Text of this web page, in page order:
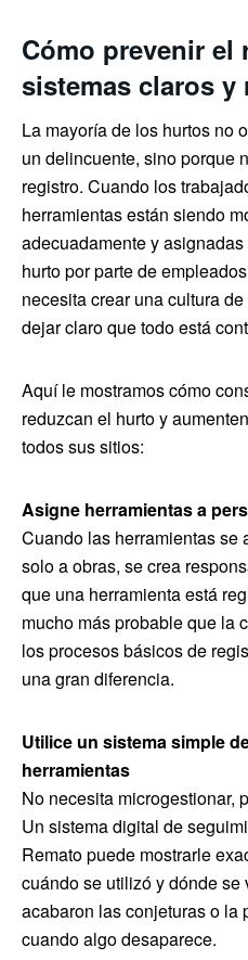
Cómo prevenir el
sistemas claros
La mayoría de los hurtos no
un delincuente, sino porque
registro. Cuando los
herramientas están siendo
adecuadamente y
hurto por parte de
necesita crear una cultura
dejar claro que todo está
Aquí le mostramos cómo
reduzcan el hurto y
todos sus sitios:
Asigne herramientas a
Cuando las herramientas se
solo a obras, se crea
que una herramienta está
mucho más probable que la
los procesos básicos de
una gran diferencia.
Utilice un sistema simple
herramientas
No necesita microgestionar,
Un sistema digital de
Remato puede mostrarle
cuándo se utilizó y dónde se
acabaron las conjeturas o la
cuando algo desaparece.